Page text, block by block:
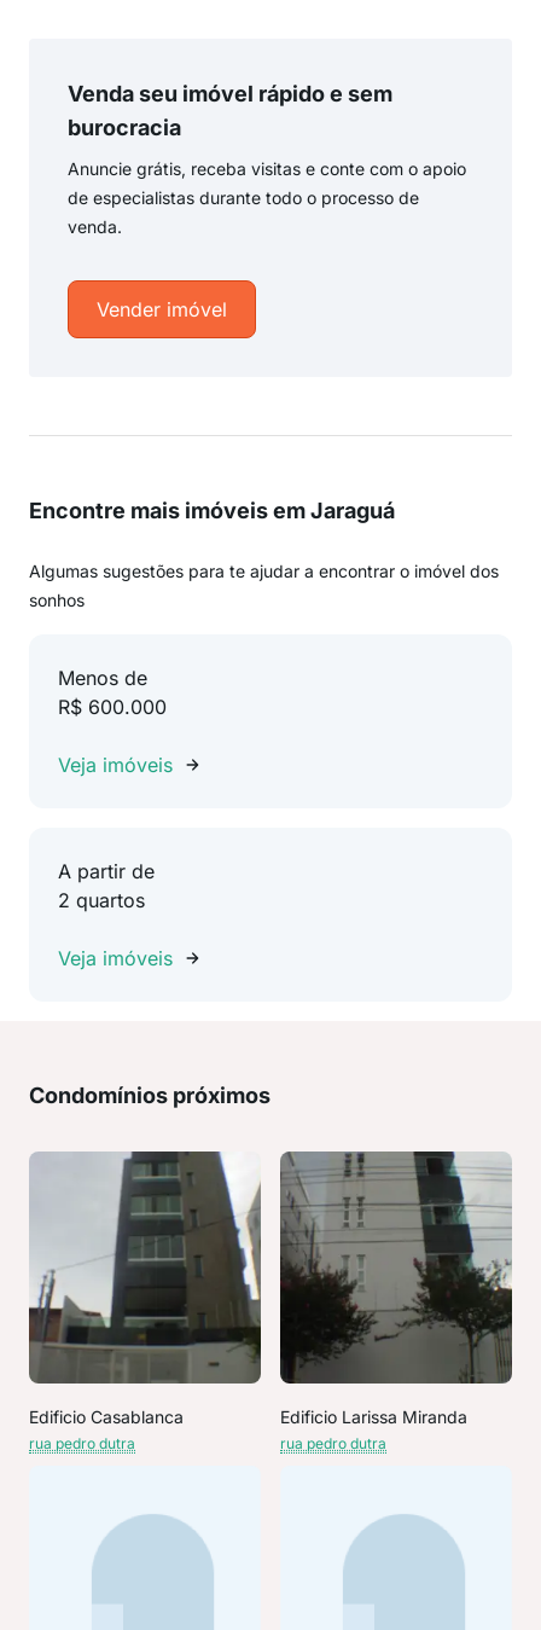
Venda seu imóvel rápido e sem
burocracia
Anuncie grátis, receba visitas e conte com o apoio
de especialistas durante todo o processo de
venda.
Vender imóvel
Encontre mais imóveis em Jaraguá
Algumas sugestões para te ajudar a encontrar o imóvel dos
sonhos
Menos de
R$ 600.000
Veja imóveis
A partir de
2 quartos
Veja imóveis
Condomínios próximos
Edificio Casablanca
rua pedro dutra
Edificio Larissa Miranda
rua pedro dutra